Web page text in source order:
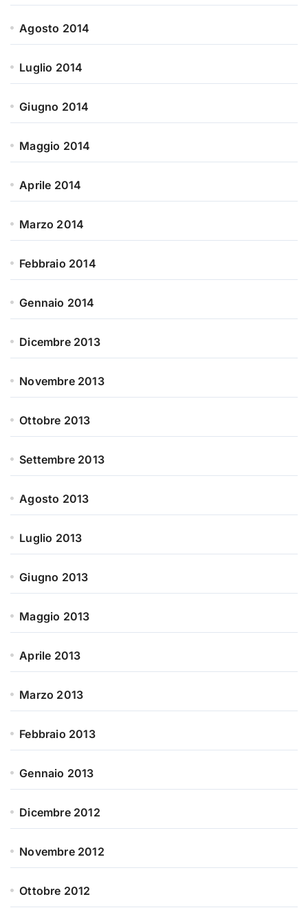
Agosto 2014
Luglio 2014
Giugno 2014
Maggio 2014
Aprile 2014
Marzo 2014
Febbraio 2014
Gennaio 2014
Dicembre 2013
Novembre 2013
Ottobre 2013
Settembre 2013
Agosto 2013
Luglio 2013
Giugno 2013
Maggio 2013
Aprile 2013
Marzo 2013
Febbraio 2013
Gennaio 2013
Dicembre 2012
Novembre 2012
Ottobre 2012